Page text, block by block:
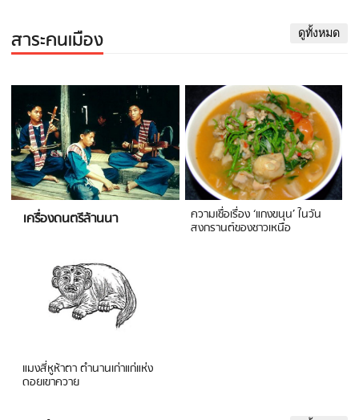
สาระคนเมือง ดูทั้งหมด
เครื่องดนตรีล้านนา ความเชื่อเรื่อง ‘แกงขนุน’ ในวัน
สงกรานต์ของชาวเหนือ
แมงสี่หูห้าตา ตำนานเก่าแก่แห่ง
ดอยเขาควาย